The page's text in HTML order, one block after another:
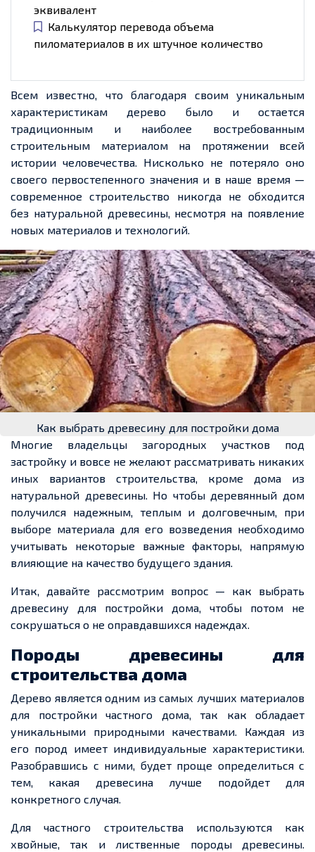
эквивалент
Калькулятор перевода объема
пиломатериалов в их штучное количество
Всем известно, что благодаря своим уникальным
характеристикам дерево было и остается
традиционным и наиболее востребованным
строительным материалом на протяжении всей
истории человечества. Нисколько не потеряло оно
своего первостепенного значения и в наше время —
современное строительство никогда не обходится
без натуральной древесины, несмотря на появление
новых материалов и технологий.
Как выбрать древесину для постройки дома
Многие владельцы загородных участков под
застройку и вовсе не желают рассматривать никаких
иных вариантов строительства, кроме дома из
натуральной древесины. Но чтобы деревянный дом
получился надежным, теплым и долговечным, при
выборе материала для его возведения необходимо
учитывать некоторые важные факторы, напрямую
влияющие на качество будущего здания.
Итак, давайте рассмотрим вопрос — как выбрать
древесину для постройки дома, чтобы потом не
сокрушаться о не оправдавшихся надеждах.
Породы древесины для
строительства дома
Дерево является одним из самых лучших материалов
для постройки частного дома, так как обладает
уникальными природными качествами. Каждая из
его пород имеет индивидуальные характеристики.
Разобравшись с ними, будет проще определиться с
тем, какая древесина лучше подойдет для
конкретного случая.
Для частного строительства используются как
хвойные, так и лиственные породы древесины.